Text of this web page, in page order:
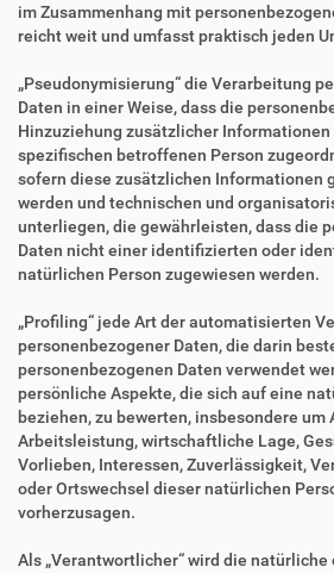
im Zusammenhang mit
reicht weit und umfasst praktisch jeden
„Pseudonymisierung“ die Verarbeitung
Daten in einer Weise, dass die
Hinzuziehung zusätzlicher
spezifischen betroffenen Person
sofern diese zusätzlichen Informationen
werden und technischen und
unterliegen, die gewährleisten, dass die
Daten nicht einer identifizierten oder
natürlichen Person zugewiesen werden.
„Profiling“ jede Art der automatisierten
personenbezogener Daten, die darin
personenbezogenen Daten verwendet
persönliche Aspekte, die sich auf eine
beziehen, zu bewerten, insbesondere um
Arbeitsleistung, wirtschaftliche Lage,
Vorlieben, Interessen, Zuverlässigkeit,
oder Ortswechsel dieser natürlichen
vorherzusagen.
Als „Verantwortlicher“ wird die